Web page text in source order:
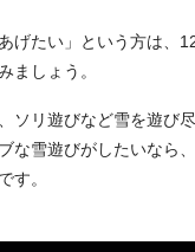
げたい」という方は
ましょう。
ソリ遊びなど雪を遊び
な雪遊びがしたいなら
す。